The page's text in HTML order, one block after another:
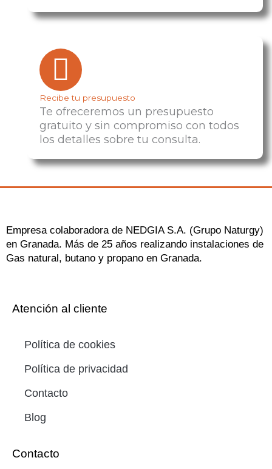
Recibe tu presupuesto
Te ofreceremos un presupuesto
gratuito y sin compromiso con todos
los detalles sobre tu consulta.
Empresa colaboradora de NEDGIA S.A. (Grupo Naturgy)
en Granada. Más de 25 años realizando instalaciones de
Gas natural, butano y propano en Granada.
Atención al cliente
Política de cookies
Política de privacidad
Contacto
Blog
Contacto